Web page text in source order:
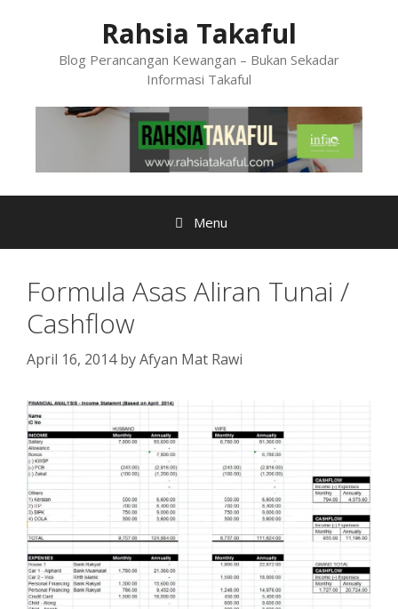
Rahsia Takaful
Blog Perancangan Kewangan – Bukan Sekadar
Informasi Takaful
Menu
Formula Asas Aliran Tunai /
Cashflow
April 16, 2014 byAfyan Mat Rawi